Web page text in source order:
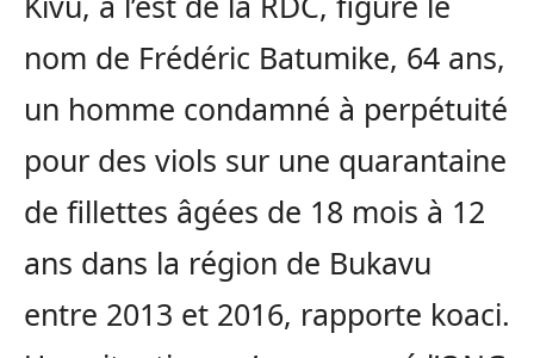
nom de Frédéric Batumike, 64 ans,
un homme condamné à perpétuité
pour des viols sur une quarantaine
de fillettes âgées de 18 mois à 12
ans dans la région de Bukavu
entre 2013 et 2016, rapporte koaci.